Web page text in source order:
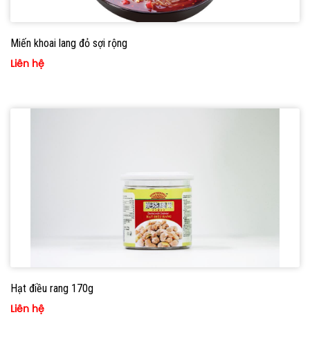
Miến khoai lang đỏ sợi rộng
Liên hệ
Hạt điều rang 170g
Liên hệ